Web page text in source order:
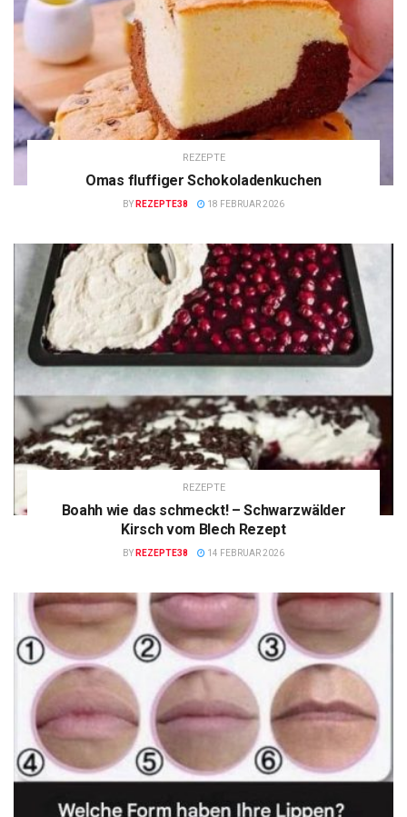
REZEPTE
Omas fluffiger Schokoladenkuchen
BY REZEPTE38 18 FEBRUAR 2026
REZEPTE
Boahh wie das schmeckt! – Schwarzwälder
Kirsch vom Blech Rezept
BY REZEPTE38 14 FEBRUAR 2026